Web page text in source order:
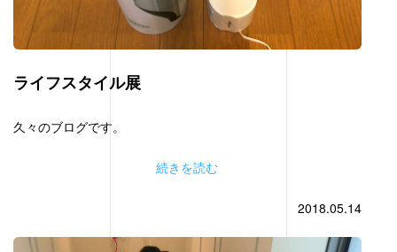
ライフスタイル展
久々のブログです。
続きを読む
2018.05.14